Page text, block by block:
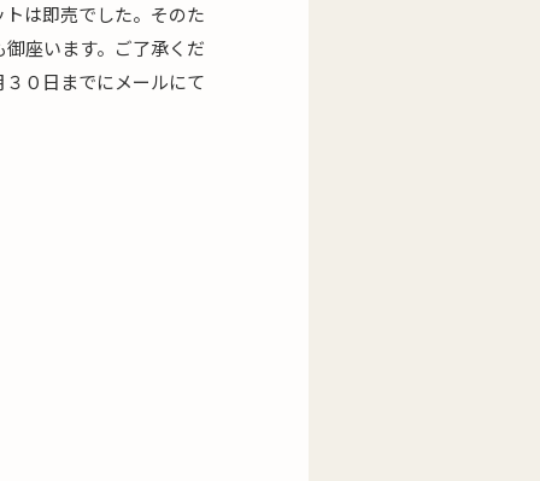
は即売でした。そのた
座います。ご了承くだ
０日までにメールにて